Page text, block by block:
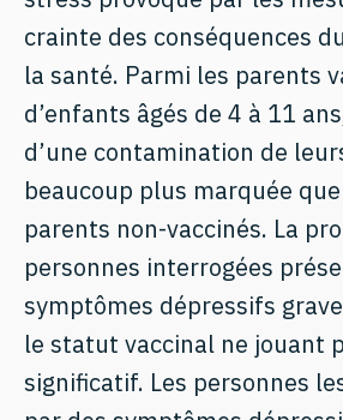
crainte des conséquences
la santé. Parmi les parents
d’enfants âgés de 4 à 11
d’une contamination de
beaucoup plus marquée
parents non-vaccinés. La
personnes interrogées
symptômes dépressifs
le statut vaccinal ne jouant
significatif. Les personnes